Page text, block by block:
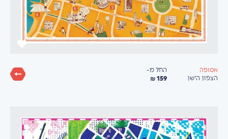
אסופה
הצפון הישן
החל מ-
159 ₪